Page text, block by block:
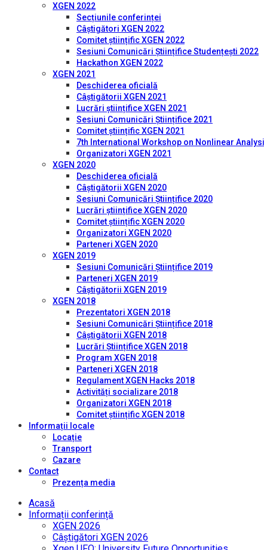
XGEN 2022
Secțiunile conferinței
Câștigători XGEN 2022
Comitet științific XGEN 2022
Sesiuni Comunicări Științifice Studențești 2022
Hackathon XGEN 2022
XGEN 2021
Deschiderea oficială
Câștigătorii XGEN 2021
Lucrări științifice XGEN 2021
Sesiuni Comunicări Științifice 2021
Comitet științific XGEN 2021
7th International Workshop on Nonlinear
Organizatori XGEN 2021
XGEN 2020
Deschiderea oficială
Câștigătorii XGEN 2020
Sesiuni Comunicări Științifice 2020
Lucrări științifice XGEN 2020
Comitet științific XGEN 2020
Organizatori XGEN 2020
Parteneri XGEN 2020
XGEN 2019
Sesiuni Comunicări Științifice 2019
Parteneri XGEN 2019
Câștigătorii XGEN 2019
XGEN 2018
Prezentatori XGEN 2018
Sesiuni Comunicări Științifice 2018
Câștigătorii XGEN 2018
Lucrări Științifice XGEN 2018
Program XGEN 2018
Parteneri XGEN 2018
Regulament XGEN Hacks 2018
Activități socializare 2018
Organizatori XGEN 2018
Comitet științific XGEN 2018
Informații locale
Locație
Transport
Cazare
Contact
Prezența media
Acasă
Informații conferință
XGEN 2026
Câștigători XGEN 2026